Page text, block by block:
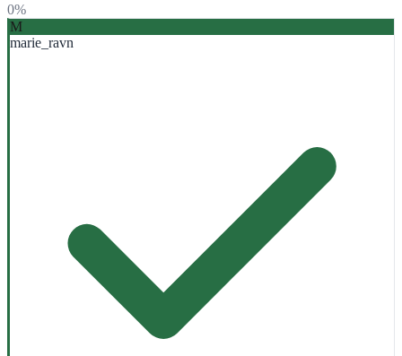
0%
M
marie_ravn